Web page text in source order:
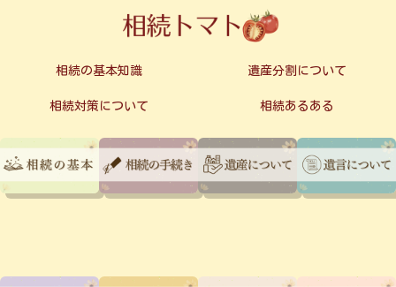
相続の基本知識 遺産分割について
相続対策について 相続あるある